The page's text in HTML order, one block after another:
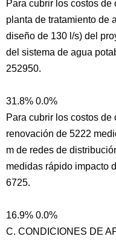
Para cubrir los costos
planta de tratamiento de
diseño de 130 l/s) del
del sistema de agua
252950.
31.8% 0.0%
Para cubrir los costos
renovación de 5222
m de redes de
medidas rápido impacto
6725.
16.9% 0.0%
C. CONDICIONES DE